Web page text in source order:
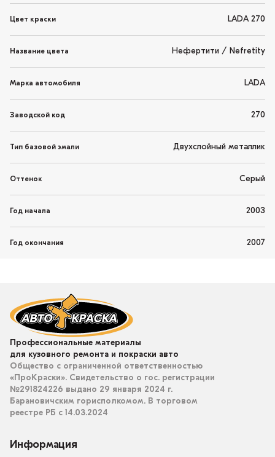
Цвет краски LADA 270
Название цвета Нефертити / Nefretity
Марка автомобиля LADA
Заводской код 270
Тип базовой эмали Двухслойный металлик
Оттенок Серый
Год начала 2003
Год окончания 2007
Профессиональные материалы
для кузовного ремонта и покраски авто
Общество с ограниченной ответственностью
«ПроКраски». Свидетельство о гос. регистрации
№291824226 выдано 29 января 2024 г.
Барановичским горисполкомом. В торговом
реестре РБ с 14.03.2024
Информация